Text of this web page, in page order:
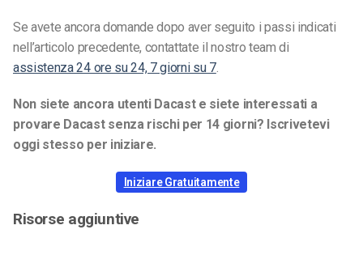
Se avete ancora domande dopo aver seguito i passi indicati
nell’articolo precedente, contattate il nostro team di
assistenza 24 ore su 24, 7 giorni su 7.
Non siete ancora utenti Dacast e siete interessati a
provare Dacast senza rischi per 14 giorni? Iscrivetevi
oggi stesso per iniziare.
Iniziare Gratuitamente
Risorse aggiuntive